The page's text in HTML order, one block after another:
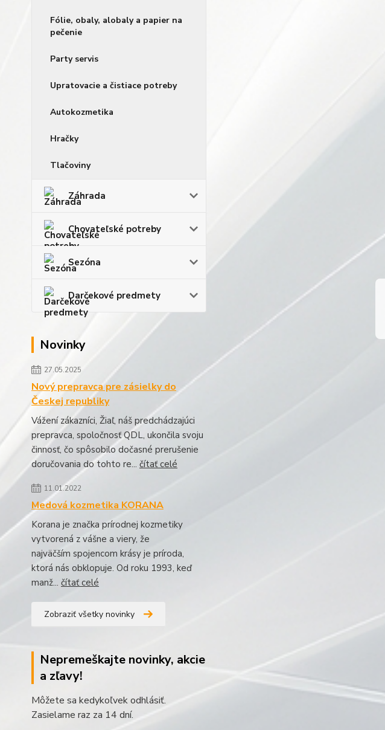
Fólie, obaly, alobaly a papier na
pečenie
Party servis
Upratovacie a čistiace potreby
Autokozmetika
Hračky
Tlačoviny
Záhrada
Chovateľské potreby
Sezóna
Darčekové predmety
Novinky
27.05.2025
Nový prepravca pre zásielky do
Českej republiky
Vážení zákazníci, Žiaľ, náš predchádzajúci
prepravca, spoločnosť QDL, ukončila svoju
činnosť, čo spôsobilo dočasné prerušenie
doručovania do tohto re... čítať celé
11.01.2022
Medová kozmetika KORANA
Korana je značka prírodnej kozmetiky
vytvorená z vášne a viery, že
najväčším spojencom krásy je príroda,
ktorá nás obklopuje. Od roku 1993, keď
manž... čítať celé
Zobraziť všetky novinky
Nepremeškajte novinky, akcie
a zľavy!
Môžete sa kedykoľvek odhlásiť.
Zasielame raz za 14 dní.